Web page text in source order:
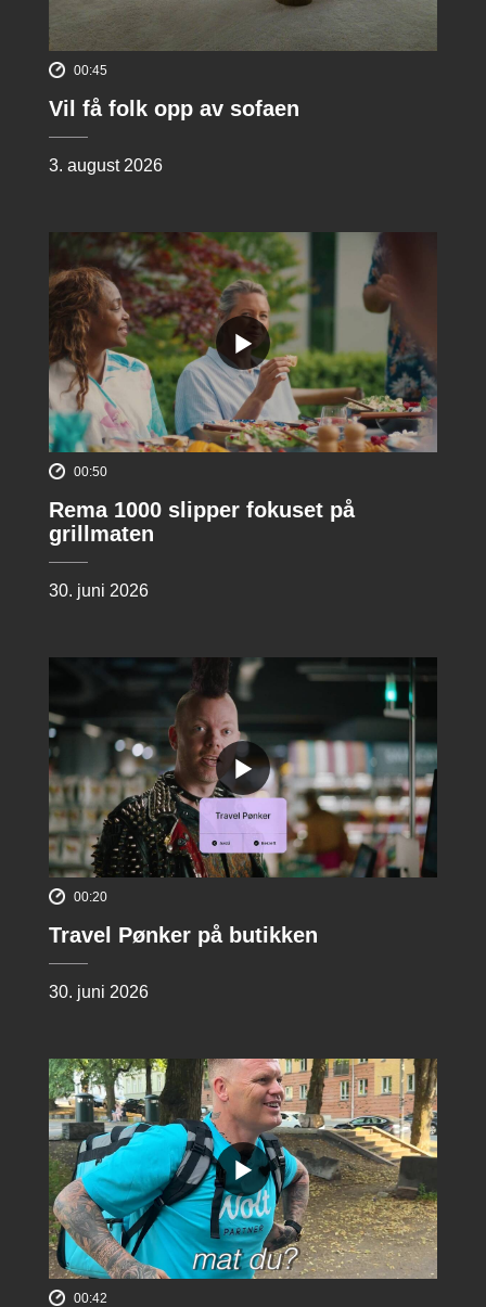
00:45
Vil få folk opp av sofaen
3. august 2026
00:50
Rema 1000 slipper fokuset på
grillmaten
30. juni 2026
00:20
Travel Pønker på butikken
30. juni 2026
00:42